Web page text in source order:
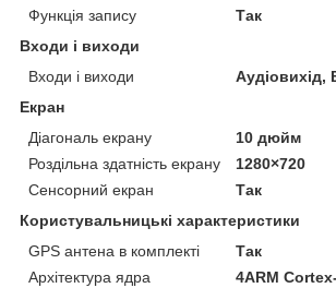
Функція запису
Так
Входи і виходи
Входи і виходи
Аудіовихід,
Екран
Діагональ екрану
10 дюйм
Роздільна здатність екрану
1280×720
Сенсорний екран
Так
Користувальницькі характеристики
GPS антена в комплекті
Так
Архітектура ядра
4ARM